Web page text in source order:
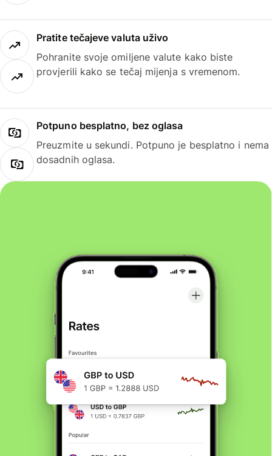
Pratite tečajeve valuta uživo
Pohranite svoje omiljene valute kako biste
provjerili kako se tečaj mijenja s vremenom.
Potpuno besplatno, bez oglasa
Preuzmite u sekundi. Potpuno je besplatno i nema
dosadnih oglasa.